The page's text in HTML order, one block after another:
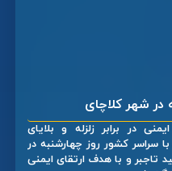
در شهر کلاچای
در برابر زلزله و بلایای
سراسر کشور روز چهارشنبه در
تاجبر و با هدف ارتقای ایمنی